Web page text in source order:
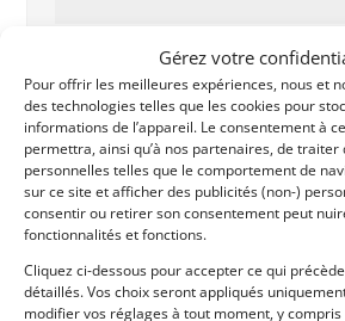
Gérez votre
Pour offrir les meilleures expériences, nous et
des technologies telles que les cookies pour
informations de l’appareil. Le consentement à
permettra, ainsi qu’à nos partenaires, de traiter
personnelles telles que le comportement de
sur ce site et afficher des publicités (non-)
consentir ou retirer son consentement peut
fonctionnalités et fonctions.
Cliquez ci-dessous pour accepter ce qui
détaillés. Vos choix seront appliqués
modifier vos réglages à tout moment, y
Mot de passe Obligatoire
Genre
Prénom